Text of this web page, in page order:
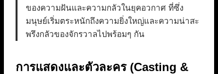
ของความฝันและความกลัวในยุคอวกาศ ที่ซึ่ง
มนุษย์เริ่มตระหนักถึงความยิ่งใหญ่และความน่าสะ
พรึงกลัวของจักรวาลไปพร้อมๆ กัน
การแสดงและตัวละคร (Casting &